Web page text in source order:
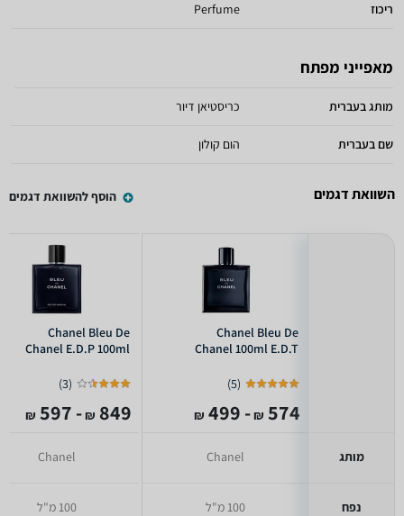
ריכוז Perfume
מאפייני מפתח
מותג בעברית כריסטיאן דיור
שם בעברית הום קולון
השוואת דגמים הוסף להשוואת דגמים
מותג
נפח
Chanel Bleu De
Chanel 100ml E.D.T
(
5
)
574
₪
- 499
₪
Chanel
100 מ"ל
Chanel Bleu De
Chanel E.D.P 100ml
(
3
)
849
₪
- 597
₪
Chanel
100 מ"ל